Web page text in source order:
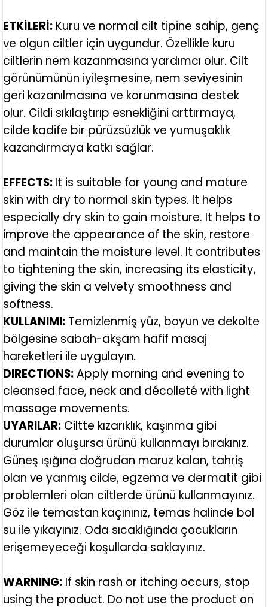
ETKİLERİ: Kuru ve normal cilt tipine sahip, genç
ve olgun ciltler için uygundur. Özellikle kuru
ciltlerin nem kazanmasına yardımcı olur. Cilt
görünümünün iyileşmesine, nem seviyesinin
geri kazanılmasına ve korunmasına destek
olur. Cildi sıkılaştırıp esnekliğini arttırmaya,
cilde kadife bir pürüzsüzlük ve yumuşaklık
kazandırmaya katkı sağlar.
EFFECTS:It is suitable for young and mature
skin with dry to normal skin types. It helps
especially dry skin to gain moisture. It helps to
improve the appearance of the skin, restore
and maintain the moisture level. It contributes
to tightening the skin, increasing its elasticity,
giving the skin a velvety smoothness and
softness.
KULLANIMI: Temizlenmiş yüz, boyun ve dekolte
bölgesine sabah-akşam hafif masaj
hareketleri ile uygulayın.
DIRECTIONS:Apply morning and evening to
cleansed face, neck and décolleté with light
massage movements.
UYARILAR: Ciltte kızarıklık, kaşınma gibi
durumlar oluşursa ürünü kullanmayı bırakınız.
Güneş ışığına doğrudan maruz kalan, tahriş
olan ve yanmış cilde, egzema ve dermatit gibi
problemleri olan ciltlerde ürünü kullanmayınız.
Göz ile temastan kaçınınız, temas halinde bol
su ile yıkayınız. Oda sıcaklığında çocukların
erişemeyeceği koşullarda saklayınız.
WARNING: If skin rash or itching occurs, stop
using the product. Do not use the product on